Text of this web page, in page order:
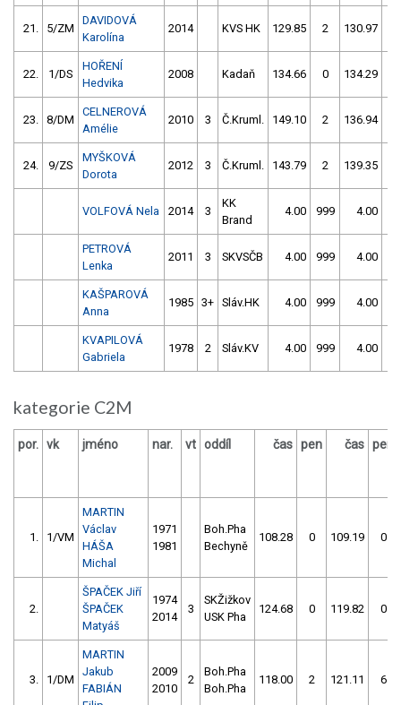
21. 5/ZM
DAVIDOVÁ
Karolína
2014 KVS HK 129.85 2 130.97
22. 1/DS
HOŘENÍ
Hedvika
2008 Kadaň 134.66 0 134.29
23. 8/DM
CELNEROVÁ
Amélie
2010 3 Č.Kruml. 149.10 2 136.94
24. 9/ZS
MYŠKOVÁ
Dorota
2012 3 Č.Kruml. 143.79 2 139.35
VOLFOVÁ Nela 2014 3
KK
Brand
4.00 999 4.00
PETROVÁ
Lenka
2011 3 SKVSČB 4.00 999 4.00
KAŠPAROVÁ
Anna
1985 3+ Sláv.HK 4.00 999 4.00
KVAPILOVÁ
Gabriela
1978 2 Sláv.KV 4.00 999 4.00
kategorie C2M
por. vk jméno nar. vt oddíl čas pen čas pen
1. 1/VM
MARTIN
Václav
HÁŠA
Michal
1971
1981
Boh.Pha
Bechyně
108.28 0 109.19 0
2.
ŠPAČEK Jiří
ŠPAČEK
Matyáš
1974
2014
3
SKŽižkov
USK Pha
124.68 0 119.82 0
3. 1/DM
MARTIN
Jakub
FABIÁN
2009
2010
2
Boh.Pha
Boh.Pha
118.00 2 121.11 6